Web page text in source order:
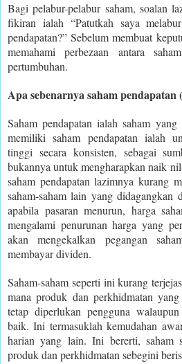
Bagi pelabur-pelabur saham, soalan
fikiran ialah “Patutkah saya
pendapatan?” Sebelum membuat
memahami perbezaan antara
pertumbuhan.
Apa sebenarnya saham pendapatan
Saham pendapatan ialah saham
memiliki saham pendapatan ialah
tinggi secara konsisten, sebagai
bukannya untuk mengharapkan naik
saham pendapatan lazimnya kurang
saham-saham lain yang didagangkan
apabila pasaran menurun, harga
mengalami penurunan harga yang
akan mengekalkan pegangan
membayar dividen.
Saham-saham seperti ini kurang
mana produk dan perkhidmatan
tetap diperlukan pengguna
baik. Ini termasuklah kemudahan
harian yang lain. Ini bererti, saham
produk dan perkhidmatan sebegini